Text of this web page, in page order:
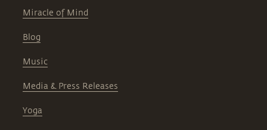
Miracle of Mind
Blog
Music
Media & Press Releases
Yoga